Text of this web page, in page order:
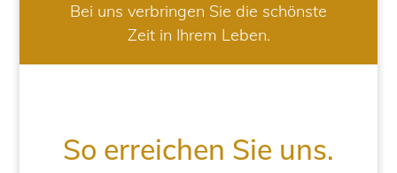
Bei uns verbringen Sie die schönste
Zeit in Ihrem Leben.
So erreichen Sie uns.